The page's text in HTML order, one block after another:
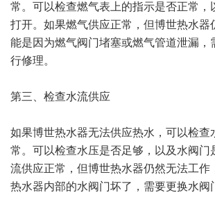
常。可以检查燃气表上的指示是否正常，
打开。如果燃气供应正常，但博世热水器
能是因为燃气阀门堵塞或燃气管道泄漏，
行修理。
第三、检查水流供应
如果博世热水器无法供应热水，可以检查
常。可以检查水压是否足够，以及水阀门
流供应正常，但博世热水器仍然无法工作
热水器内部的水阀门坏了，需要更换水阀